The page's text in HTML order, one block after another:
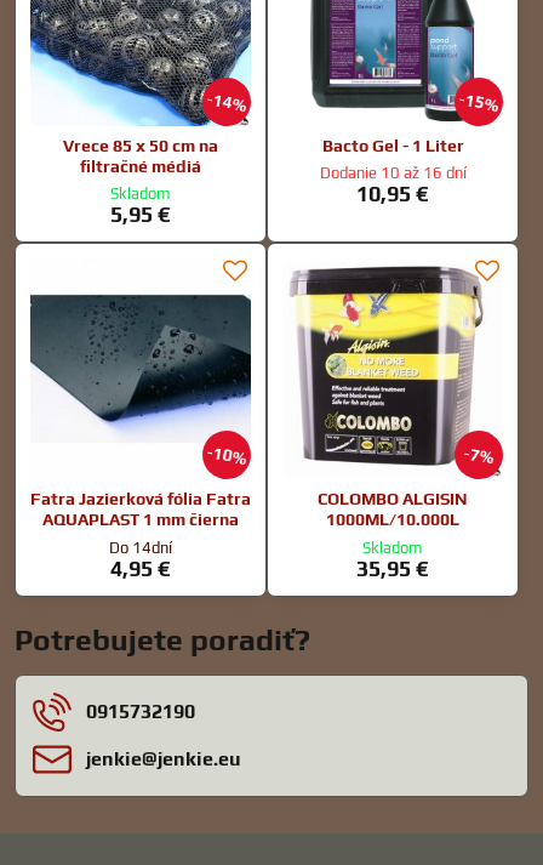
14%
Vrece 85 x 50 cm na
filtračné médiá
Skladom
5,95 €
15%
Bacto Gel - 1 Liter
Dodanie 10 až 16 dní
10,95 €
10%
Fatra Jazierková fólia Fatra
AQUAPLAST 1 mm čierna
Do 14dní
4,95 €
7%
COLOMBO ALGISIN
1000ML/10.000L
Skladom
35,95 €
Potrebujete poradiť?
0915732190
jenkie​@jenkie​.eu